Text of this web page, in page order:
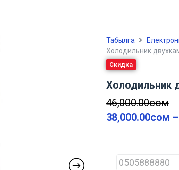
Табылга
Холодильник
Скидка
Холодильник
46,000.00сом
38,000.00сом –
h